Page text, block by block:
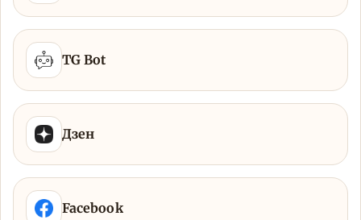
TG Bot
Дзен
Facebook